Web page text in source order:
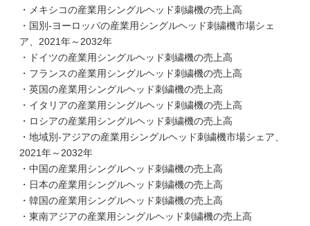
・メキシコの産業用シングルヘッド刺繍機の売上高
・国別-ヨーロッパの産業用シングルヘッド刺繍機市場シェ
ア、2021年～2032年
・ドイツの産業用シングルヘッド刺繍機の売上高
・フランスの産業用シングルヘッド刺繍機の売上高
・英国の産業用シングルヘッド刺繍機の売上高
・イタリアの産業用シングルヘッド刺繍機の売上高
・ロシアの産業用シングルヘッド刺繍機の売上高
・地域別-アジアの産業用シングルヘッド刺繍機市場シェア、
2021年～2032年
・中国の産業用シングルヘッド刺繍機の売上高
・日本の産業用シングルヘッド刺繍機の売上高
・韓国の産業用シングルヘッド刺繍機の売上高
・東南アジアの産業用シングルヘッド刺繍機の売上高